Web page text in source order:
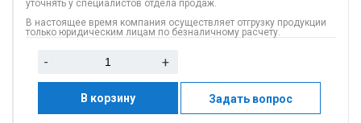
уточнять у специалистов отдела продаж.
В настоящее время компания осуществляет отгрузку продукции
только юридическим лицам по безналичному расчету.
- +
В корзину Задать вопрос